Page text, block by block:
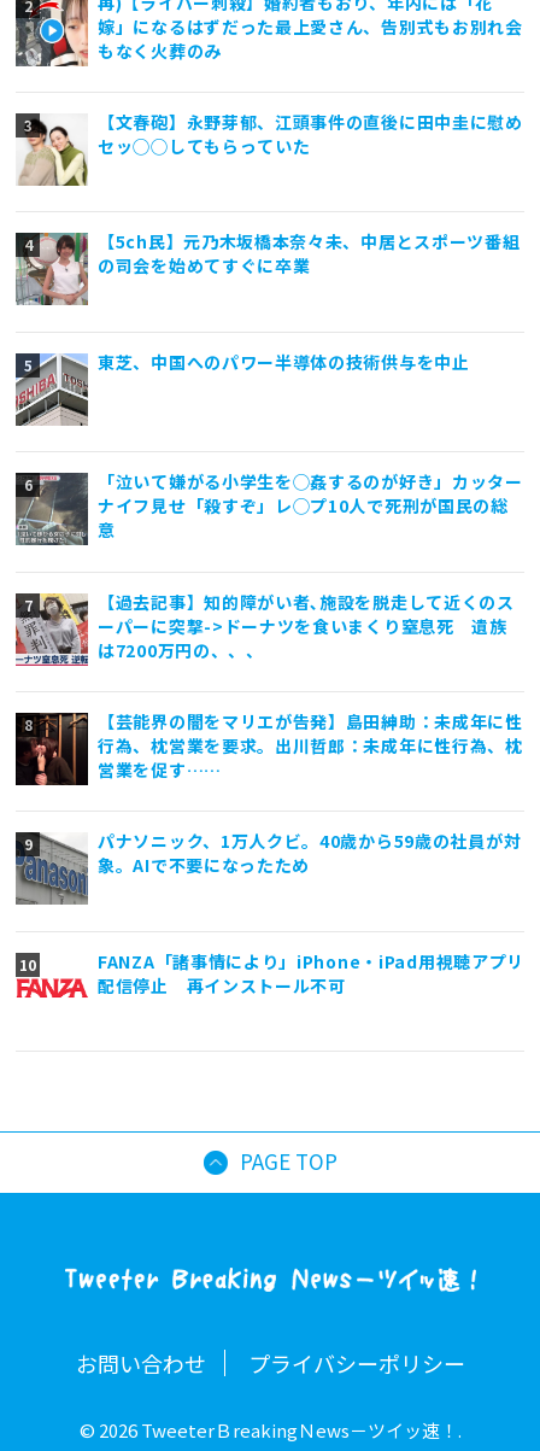
嫁」になるはずだった最上愛さん、告別式もお別れ会
もなく火葬のみ
【文春砲】永野芽郁、江頭事件の直後に田中圭に慰め
セッ◯◯してもらっていた
【5ch民】元乃木坂橋本奈々未、中居とスポーツ番組
の司会を始めてすぐに卒業
東芝、中国へのパワー半導体の技術供与を中止
「泣いて嫌がる小学生を◯姦するのが好き」カッター
ナイフ見せ「殺すぞ」レ◯プ10人で死刑が国民の総
意
【過去記事】知的障がい者､施設を脱走して近くのス
ーパーに突撃->ドーナツを食いまくり窒息死 遺族
は7200万円の、、、
【芸能界の闇をマリエが告発】島田紳助：未成年に性
行為、枕営業を要求。出川哲郎：未成年に性行為、枕
営業を促す……
パナソニック、1万人クビ。40歳から59歳の社員が対
象。AIで不要になったため
FANZA「諸事情により」iPhone・iPad用視聴アプリ
配信停止 再インストール不可
PAGE TOP
お問い合わせ プライバシーポリシー
© 2026 TweeterＢreakingＮews－ツイッ速！.